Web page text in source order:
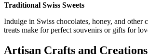
Traditional Swiss Sweets
Indulge in Swiss chocolates, honey, and other
treats make for perfect souvenirs or gifts for
Artisan Crafts and